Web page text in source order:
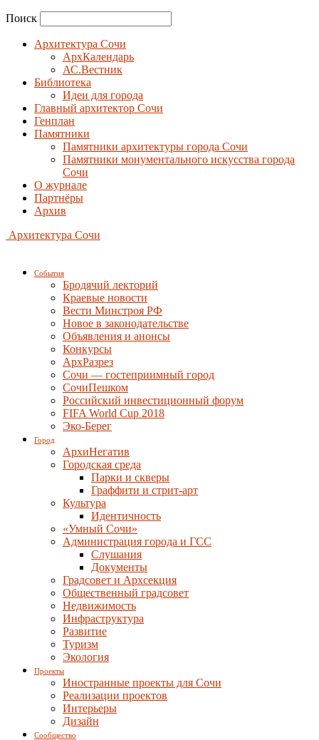
Поиск
Архитектура Сочи
АрхКалендарь
АС.Вестник
Библиотека
Идеи для города
Главный архитектор Сочи
Генплан
Памятники
Памятники архитектуры города Сочи
Памятники монументального искусства города
Сочи
О журнале
Партнёры
Архив
Архитектура Сочи
События
Бродячий лекторий
Краевые новости
Вести Минстроя РФ
Новое в законодательстве
Объявления и анонсы
Конкурсы
АрхРазрез
Сочи — гостеприимный город
СочиПешком
Российский инвестиционный форум
FIFA World Cup 2018
Эко-Берег
Город
АрхиНегатив
Городская среда
Парки и скверы
Граффити и стрит-арт
Культура
Идентичность
«Умный Сочи»
Администрация города и ГСС
Слушания
Документы
Градсовет и Архсекция
Общественный градсовет
Недвижимость
Инфраструктура
Развитие
Туризм
Экология
Проекты
Иностранные проекты для Сочи
Реализации проектов
Интерьеры
Дизайн
Сообщество